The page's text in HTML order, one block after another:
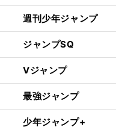
週刊少年ジャンプ
ジャンプSQ
Vジャンプ
最強ジャンプ
少年ジャンプ+